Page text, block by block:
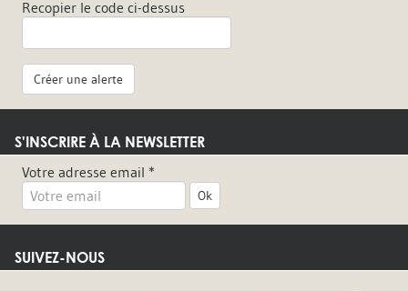
Recopier le code ci-dessus
Créer une alerte
S'INSCRIRE À LA NEWSLETTER
Votre adresse email *
Ok
SUIVEZ-NOUS